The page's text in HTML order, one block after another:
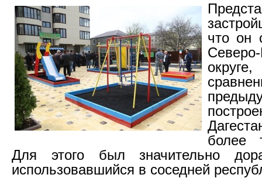
что он
более
Для этого был значительно
использовавшийся в соседней